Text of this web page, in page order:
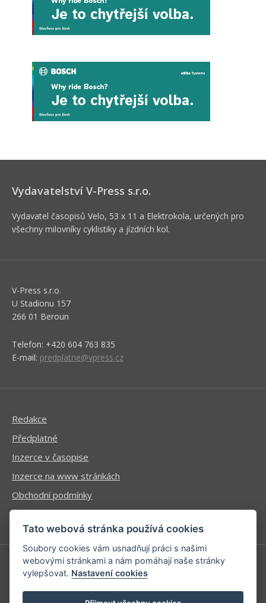
Vydavatelství V-Press s.r.o.
Vydavatel časopisů Velo, 53 x 11 a Elektrokola, určených pro
všechny milovníky cyklistiky a jízdních kol.
V-Press s.r.o.
U Stadionu 157
266 01 Beroun
Telefon: +420 604 763 835
E-mail: predplatne@vpress.cz
Redakce
Předplatné
Inzerce v časopise
Inzerce na www stránkách
Obchodní podmínky
Ochrana osobních údajů
Příhlášení | Registrace
Kontaktní informace
Tato webová stránka používá cookies
Soubory cookies vám usnadňují práci s našimi
webovými stránkami a nám pomáhají naše stránky
vylepšovat. Nastavení cookies